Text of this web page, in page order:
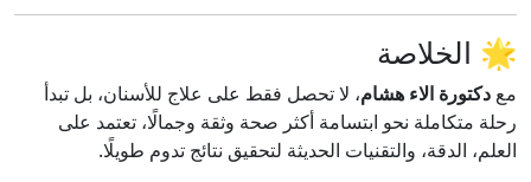
🌟 الخلاصة
مع دكتورة الاء هشام، لا تحصل فقط على علاج للأسنان، بل تبدأ
رحلة متكاملة نحو ابتسامة أكثر صحة وثقة وجمالًا، تعتمد على
العلم، الدقة، والتقنيات الحديثة لتحقيق نتائج تدوم طويلًا.